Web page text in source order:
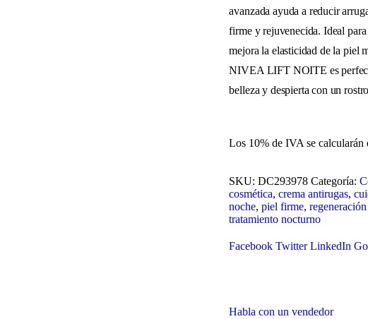
avanzada ayuda a reducir
firme y rejuvenecida. Ideal
mejora la elasticidad de la piel
NIVEA LIFT NOITE es
belleza y despierta con un
Los 10% de IVA se calcularán
SKU:DC293978 Categoría:
cosmética,crema antirugas,
noche,piel firme,
tratamiento nocturno
Facebook Twitter LinkedIn
Habla con un vendedor